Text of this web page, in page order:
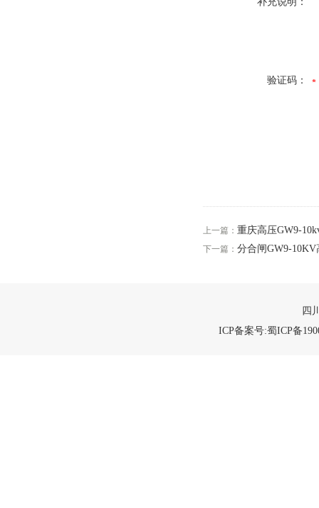
验证码：
上一篇： 重庆高压GW9-
下一篇： 分合闸GW9-
四
ICP备案号:蜀ICP备